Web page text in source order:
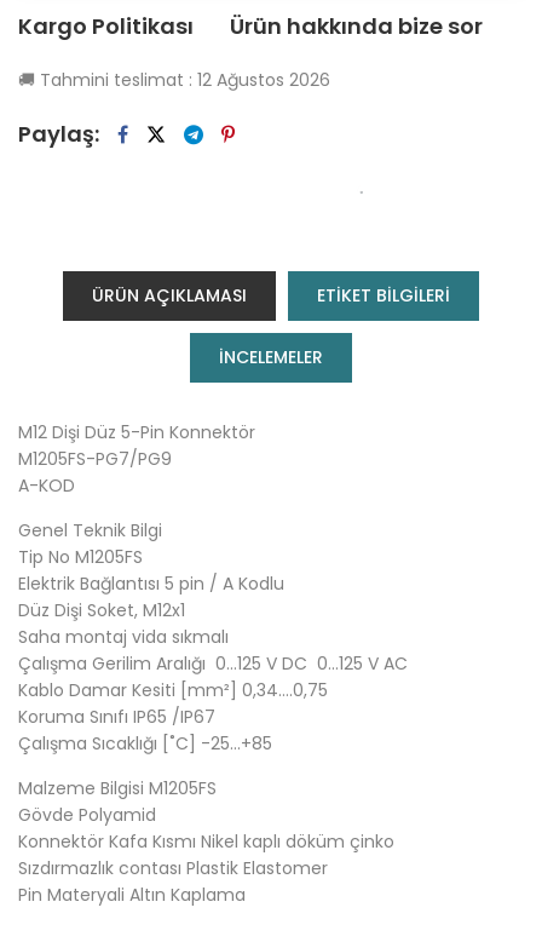
Kargo Politikası Ürün hakkında bize sor
🚚 Tahmini teslimat : 12 Ağustos 2026
Paylaş:
ÜRÜN AÇIKLAMASI ETİKET BİLGİLERİ
INCELEMELER
M12 Dişi Düz 5-Pin Konnektör
M1205FS-PG7/PG9
A-KOD
Genel Teknik Bilgi
Tip No M1205FS
Elektrik Bağlantısı 5 pin / A Kodlu
Düz Dişi Soket, M12x1
Saha montaj vida sıkmalı
Çalışma Gerilim Aralığı 0…125 V DC 0…125 V AC
Kablo Damar Kesiti [mm²] 0,34….0,75
Koruma Sınıfı IP65 /IP67
Çalışma Sıcaklığı [˚C] -25…+85
Malzeme Bilgisi M1205FS
Gövde Polyamid
Konnektör Kafa Kısmı Nikel kaplı döküm çinko
Sızdırmazlık contası Plastik Elastomer
Pin Materyali Altın Kaplama